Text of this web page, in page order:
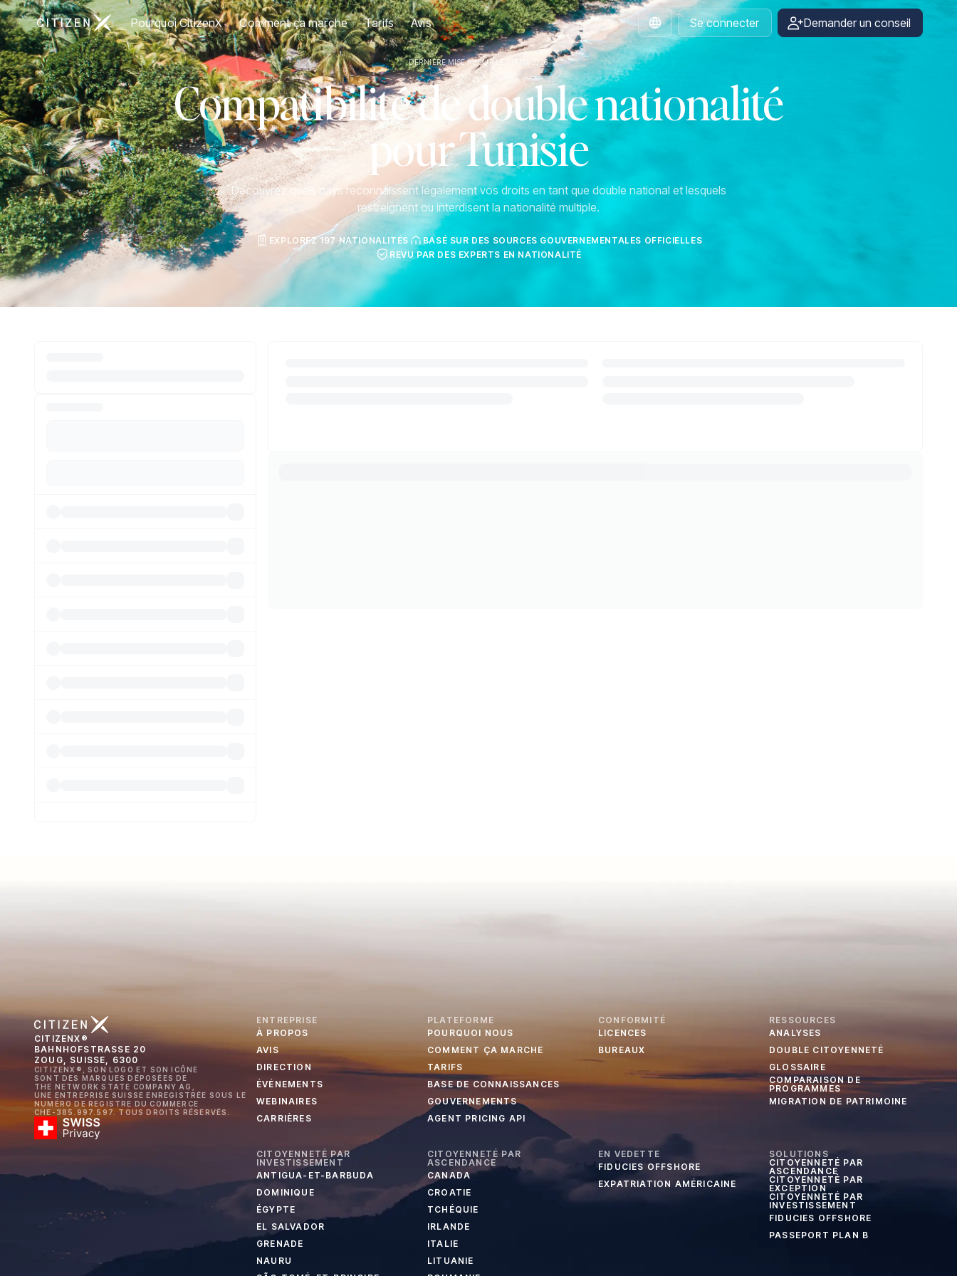
Aller à la page d'accueil de CitizenX
Pourquoi CitizenX Comment ça marche Tarifs Avis
French
Se connecter Demander un conseil
DERNIÈRE MISE À JOUR LE 19 MAI 2026
Compatibilité de double nationalité
pour Tunisie
Découvrez quels pays reconnaissent légalement vos droits en tant que double national et lesquels
restreignent ou interdisent la nationalité multiple.
EXPLOREZ 197 NATIONALITÉS
BASÉ SUR DES SOURCES GOUVERNEMENTALES OFFICIELLES
REVU PAR DES EXPERTS EN NATIONALITÉ
CITIZENX®
BAHNHOFSTRASSE 20
ZOUG, SUISSE, 6300
CITIZENX®, SON LOGO ET SON ICÔNE
SONT DES MARQUES DÉPOSÉES DE
THE NETWORK STATE COMPANY AG,
UNE ENTREPRISE SUISSE ENREGISTRÉE SOUS LE
NUMÉRO DE REGISTRE DU COMMERCE
CHE-385.997.597. TOUS DROITS RÉSERVÉS.
ENTREPRISE
À PROPOS
AVIS
DIRECTION
ÉVÉNEMENTS
WEBINAIRES
CARRIÈRES
PLATEFORME
POURQUOI NOUS
COMMENT ÇA MARCHE
TARIFS
BASE DE CONNAISSANCES
GOUVERNEMENTS
AGENT PRICING API
CONFORMITÉ
LICENCES
BUREAUX
RESSOURCES
ANALYSES
DOUBLE CITOYENNETÉ
GLOSSAIRE
COMPARAISON DE
PROGRAMMES
MIGRATION DE PATRIMOINE
CITOYENNETÉ PAR
INVESTISSEMENT
ANTIGUA-ET-BARBUDA
DOMINIQUE
ÉGYPTE
EL SALVADOR
GRENADE
NAURU
CITOYENNETÉ PAR
ASCENDANCE
CANADA
CROATIE
TCHÉQUIE
IRLANDE
ITALIE
LITUANIE
EN VEDETTE
FIDUCIES OFFSHORE
EXPATRIATION AMÉRICAINE
SOLUTIONS
CITOYENNETÉ PAR
ASCENDANCE
CITOYENNETÉ PAR
EXCEPTION
CITOYENNETÉ PAR
INVESTISSEMENT
FIDUCIES OFFSHORE
PASSEPORT PLAN B